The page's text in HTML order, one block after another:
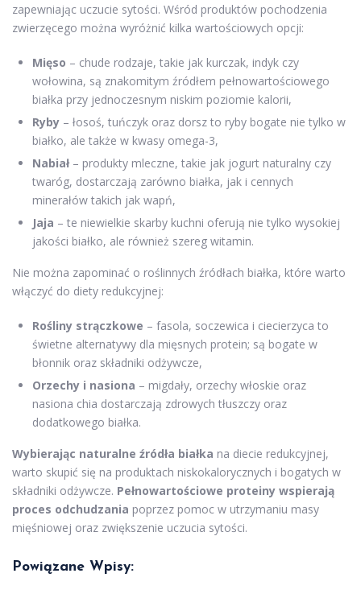
zapewniając uczucie sytości. Wśród produktów pochodzenia
zwierzęcego można wyróżnić kilka wartościowych opcji:
Mięso – chude rodzaje, takie jak kurczak, indyk czy
wołowina, są znakomitym źródłem pełnowartościowego
białka przy jednoczesnym niskim poziomie kalorii,
Ryby – łosoś, tuńczyk oraz dorsz to ryby bogate nie tylko w
białko, ale także w kwasy omega-3,
Nabiał– produkty mleczne, takie jak jogurt naturalny czy
twaróg, dostarczają zarówno białka, jak i cennych
minerałów takich jak wapń,
Jaja – te niewielkie skarby kuchni oferują nie tylko wysokiej
jakości białko, ale również szereg witamin.
Nie można zapominać o roślinnych źródłach białka, które warto
włączyć do diety redukcyjnej:
Rośliny strączkowe – fasola, soczewica i ciecierzyca to
świetne alternatywy dla mięsnych protein; są bogate w
błonnik oraz składniki odżywcze,
Orzechy i nasiona – migdały, orzechy włoskie oraz
nasiona chia dostarczają zdrowych tłuszczy oraz
dodatkowego białka.
Wybierając naturalne źródła białka na diecie redukcyjnej,
warto skupić się na produktach niskokalorycznych i bogatych w
składniki odżywcze. Pełnowartościowe proteiny wspierają
proces odchudzania poprzez pomoc w utrzymaniu masy
mięśniowej oraz zwiększenie uczucia sytości.
Powiązane Wpisy: